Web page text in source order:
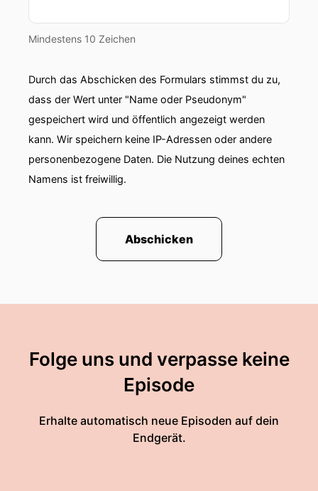
Mindestens 10 Zeichen
Durch das Abschicken des Formulars stimmst du zu,
dass der Wert unter "Name oder Pseudonym"
gespeichert wird und öffentlich angezeigt werden
kann. Wir speichern keine IP-Adressen oder andere
personenbezogene Daten. Die Nutzung deines echten
Namens ist freiwillig.
Abschicken
Folge uns und verpasse keine
Episode
Erhalte automatisch neue Episoden auf dein
Endgerät.